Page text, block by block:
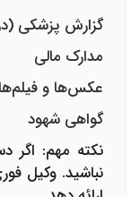
گزارش پزشکی
مدارک مالی
عکس‌ها و فیلم‌ها
گواهی شهود
نکته مهم: اگر
نباشید. وکیل